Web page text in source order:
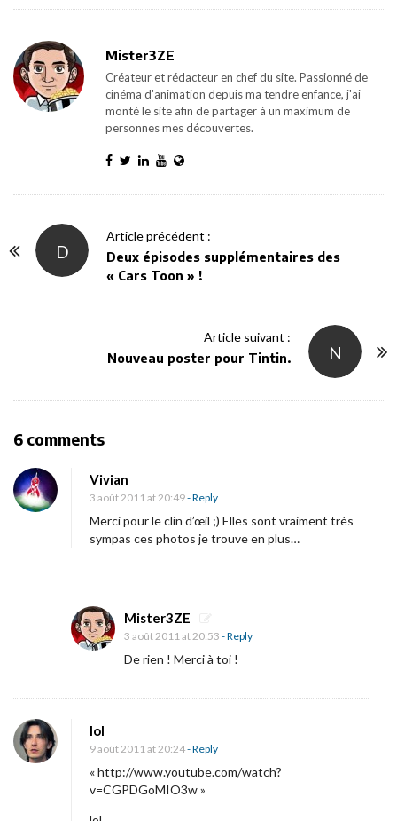
Mister3ZE
Créateur et rédacteur en chef du site. Passionné de
cinéma d'animation depuis ma tendre enfance, j'ai
monté le site afin de partager à un maximum de
personnes mes découvertes.
D
Article précédent :
Deux épisodes supplémentaires des
« Cars Toon » !
N
Article suivant :
Nouveau poster pour Tintin.
6 commentsO
U
e
l
e
r
e
e
1
4
Vivian
3 août 2011 at 20:49- Reply
Merci pour le clin d’œil ;) Elles sont vraiment très
sympas ces photos je trouve en plus…
Mister3ZE
3 août 2011 at 20:53 - Reply
De rien ! Merci à toi !
lol
9 août 2011 at 20:24- Reply
« http://www.youtube.com/watch?
v=CGPDGoMIO3w »